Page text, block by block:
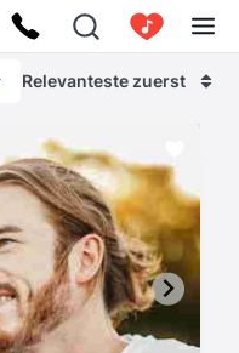
Relevanteste zuerst